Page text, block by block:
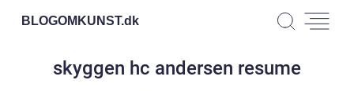
BLOGOMKUNST.dk
skyggen hc andersen resume